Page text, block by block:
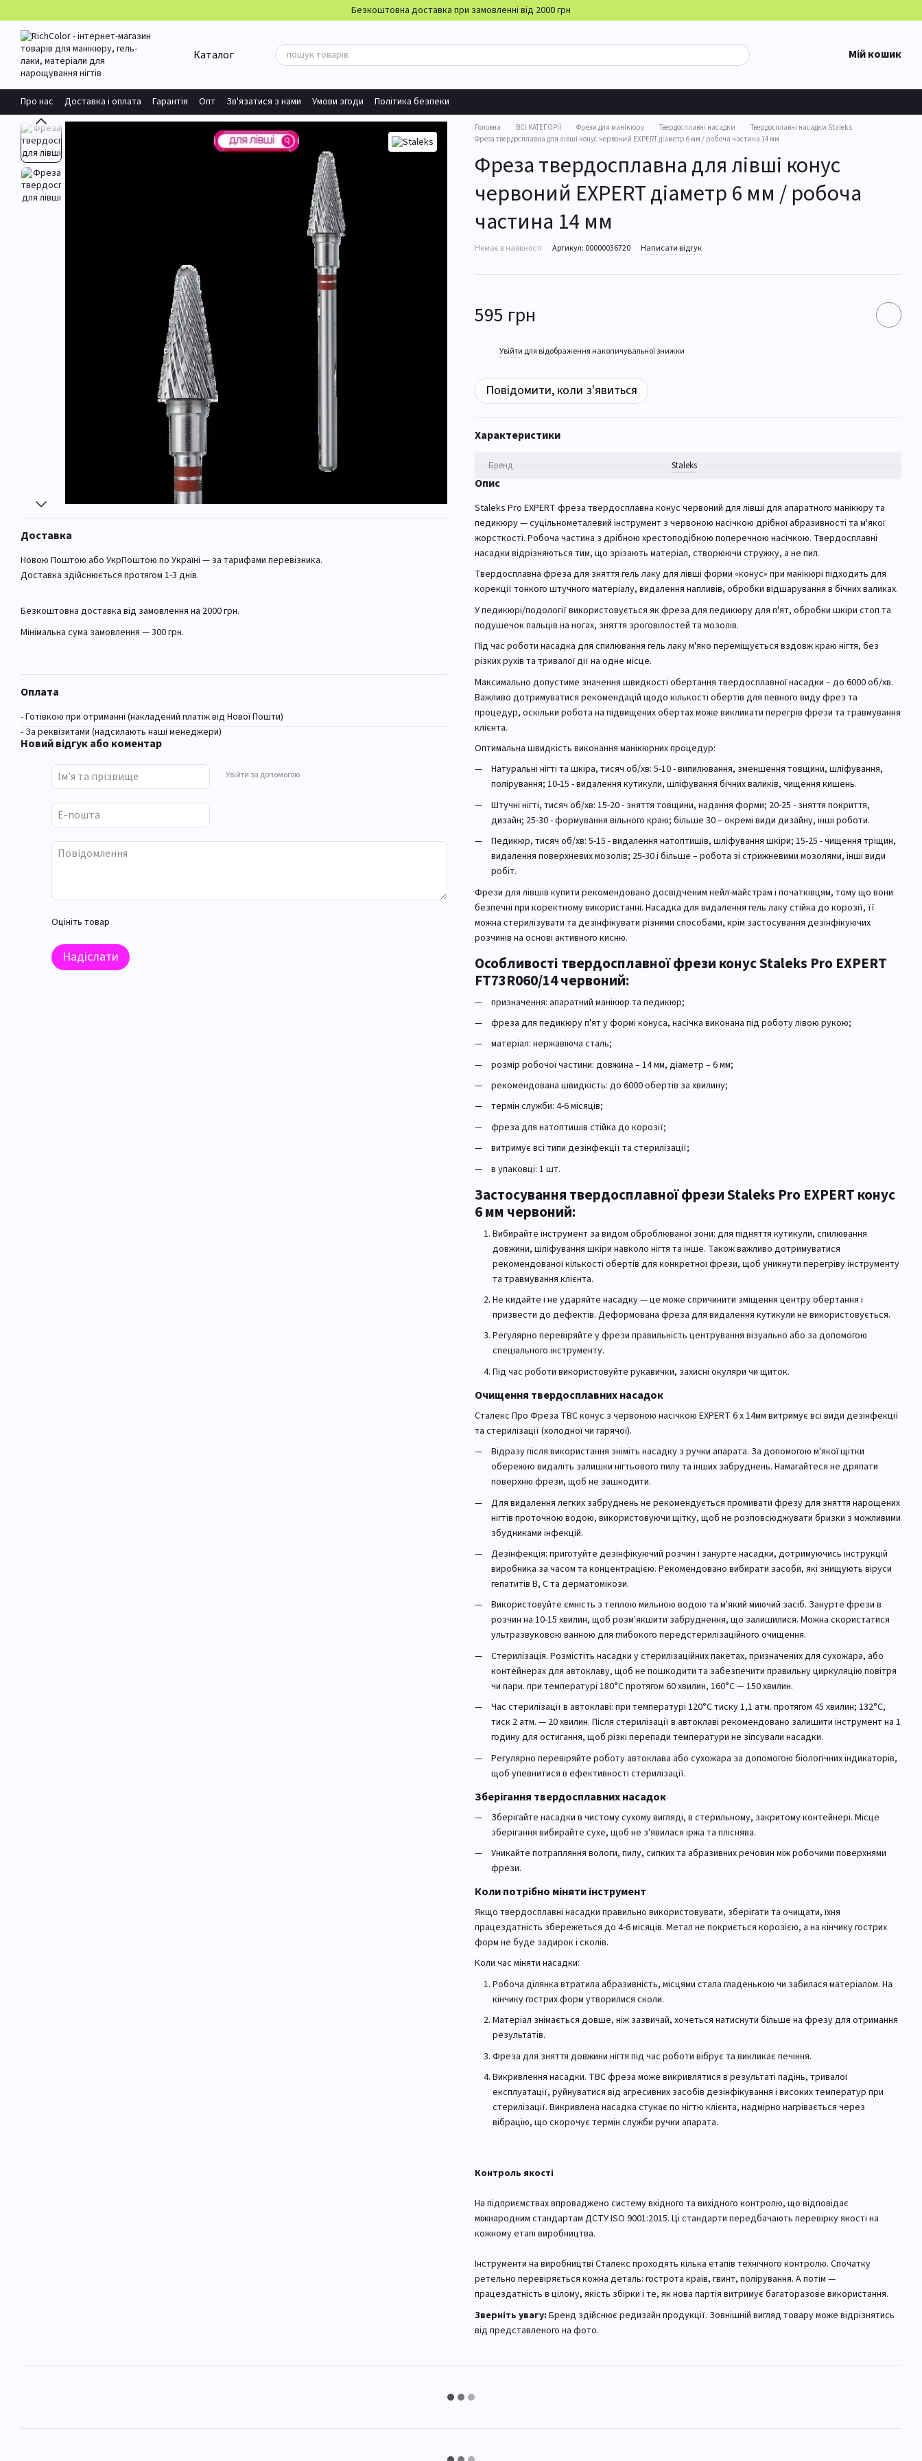
Безкоштовна доставка при замовленні від 2000 грн
Каталог Мій кошик
Про нас Доставка і оплата Гарантія Опт Зв'язатися з нами Умови згоди Політика безпеки
Доставка
Новою Поштою або УкрПоштою по Україні — за тарифами перевізника.
Доставка здійснюється протягом 1-3 днів.
Безкоштовна доставка від замовлення на 2000 грн.
Мінімальна сума замовлення — 300 грн.
Оплата
- Готівкою при отриманні (накладений платіж від Нової Пошти)
- За реквізитами (надсилають наші менеджери)
Новий відгук або коментар
Увійти за допомогою
Оцініть товар
Надіслати
Головна ВСІ КАТЕГОРІЇ Фрези для манікюру Твердосплавні насадки
Твердосплавні насадки Staleks
Фреза твердосплавна для лівші конус червоний EXPERT діаметр 6 мм / робоча частина 14 мм
Фреза твердосплавна для лівші конус
червоний EXPERT діаметр 6 мм / робоча
частина 14 мм
Немає в наявності Артикул: 00000036720 Написати відгук
595 грн
Увійти для відображення накопичувальної знижки
Повідомити, коли з'явиться
Характеристики
Бренд Staleks
Опис
Staleks Pro EXPERT фреза твердосплавна конус червоний для лівші для апаратного манікюру та
педикюру — суцільнометалевий інструмент з червоною насічкою дрібної абразивності та м'якої
жорсткості. Робоча частина з дрібною хрестоподібною поперечною насічкою. Твердосплавні
насадки відрізняються тим, що зрізають матеріал, створюючи стружку, а не пил.
Твердосплавна фреза для зняття гель лаку для лівші форми «конус» при манікюрі підходить для
корекції тонкого штучного матеріалу, видалення напливів, обробки відшарування в бічних валиках.
У педикюрі/подології використовується як фреза для педикюру для п'ят, обробки шкіри стоп та
подушечок пальців на ногах, зняття зроговілостей та мозолів.
Під час роботи насадка для спилювання гель лаку м'яко переміщується вздовж краю нігтя, без
різких рухів та тривалої дії на одне місце.
Максимально допустиме значення швидкості обертання твердосплавної насадки – до 6000 об/хв.
Важливо дотримуватися рекомендацій щодо кількості обертів для певного виду фрез та
процедур, оскільки робота на підвищених обертах може викликати перегрів фрези та травмування
клієнта.
Оптимальна швидкість виконання манікюрних процедур:
Натуральні нігті та шкіра, тисяч об/хв: 5-10 - випилювання, зменшення товщини, шліфування,
полірування; 10-15 - видалення кутикули, шліфування бічних валиків, чищення кишень.
Штучні нігті, тисяч об/хв: 15-20 - зняття товщини, надання форми; 20-25 - зняття покриття,
дизайн; 25-30 - формування вільного краю; більше 30 – окремі види дизайну, інші роботи.
Педикюр, тисяч об/хв: 5-15 - видалення натоптишів, шліфування шкіри; 15-25 - чищення тріщин,
видалення поверхневих мозолів; 25-30 і більше – робота зі стрижневими мозолями, інші види
робіт.
Фрези для лівшів купити рекомендовано досвідченим нейл-майстрам і початківцям, тому що вони
безпечні при коректному використанні. Насадка для видалення гель лаку стійка до корозії, її
можна стерилізувати та дезінфікувати різними способами, крім застосування дезінфікуючих
розчинів на основі активного кисню.
Особливості твердосплавної фрези конус Staleks Pro EXPERT
FT73R060/14 червоний:
призначення: апаратний манікюр та педикюр;
фреза для педикюру п'ят у формі конуса, насічка виконана під роботу лівою рукою;
матеріал: нержавіюча сталь;
розмір робочої частини: довжина – 14 мм, діаметр – 6 мм;
рекомендована швидкість: до 6000 обертів за хвилину;
термін служби: 4-6 місяців;
фреза для натоптишів стійка до корозії;
витримує всі типи дезінфекції та стерилізації;
в упаковці: 1 шт.
Застосування твердосплавної фрези Staleks Pro EXPERT конус
6 мм червоний:
Вибирайте інструмент за видом оброблюваної зони: для підняття кутикули, спилювання
довжини, шліфування шкіри навколо нігтя та інше. Також важливо дотримуватися
рекомендованої кількості обертів для конкретної фрези, щоб уникнути перегріву інструменту
та травмування клієнта.
Не кидайте і не ударяйте насадку — це може спричинити зміщення центру обертання і
призвести до дефектів. Деформована фреза для видалення кутикули не використовується.
Регулярно перевіряйте у фрези правильність центрування візуально або за допомогою
спеціального інструменту.
Під час роботи використовуйте рукавички, захисні окуляри чи щиток.
Очищення твердосплавних насадок
Сталекс Про Фреза ТВС конус з червоною насічкою EXPERT 6 х 14мм витримує всі види дезінфекції
та стерилізації (холодної чи гарячої).
Відразу після використання зніміть насадку з ручки апарата. За допомогою м'якої щітки
обережно видаліть залишки нігтьового пилу та інших забруднень. Намагайтеся не дряпати
поверхню фрези, щоб не зашкодити.
Для видалення легких забруднень не рекомендується промивати фрезу для зняття нарощених
нігтів проточною водою, використовуючи щітку, щоб не розповсюджувати бризки з можливими
збудниками інфекцій.
Дезінфекція: приготуйте дезінфікуючий розчин і занурте насадки, дотримуючись інструкцій
виробника за часом та концентрацією. Рекомендовано вибирати засоби, які знищують віруси
гепатитів В, С та дерматомікози.
Використовуйте ємність з теплою мильною водою та м'який миючий засіб. Занурте фрези в
розчин на 10-15 хвилин, щоб розм'якшити забруднення, що залишилися. Можна скористатися
ультразвуковою ванною для глибокого передстерилізаційного очищення.
Стерилізація. Розмістіть насадки у стерилізаційних пакетах, призначених для сухожара, або
контейнерах для автоклаву, щоб не пошкодити та забезпечити правильну циркуляцію повітря
чи пари. при температурі 180°C протягом 60 хвилин, 160°C — 150 хвилин.
Час стерилізації в автоклаві: при температурі 120°C тиску 1,1 атм. протягом 45 хвилин; 132°C,
тиск 2 атм. — 20 хвилин. Після стерилізації в автоклаві рекомендовано залишити інструмент на 1
годину для остигання, щоб різкі перепади температури не зіпсували насадки.
Регулярно перевіряйте роботу автоклава або сухожара за допомогою біологічних індикаторів,
щоб упевнитися в ефективності стерилізації.
Зберігання твердосплавних насадок
Зберігайте насадки в чистому сухому вигляді, в стерильному, закритому контейнері. Місце
зберігання вибирайте сухе, щоб не з'явилася іржа та пліснява.
Уникайте потрапляння вологи, пилу, сипких та абразивних речовин між робочими поверхнями
фрези.
Коли потрібно міняти інструмент
Якщо твердосплавні насадки правильно використовувати, зберігати та очищати, їхня
працездатність збережеться до 4-6 місяців. Метал не покриється корозією, а на кінчику гострих
форм не буде задирок і сколів.
Коли час міняти насадки:
Робоча ділянка втратила абразивність, місцями стала гладенькою чи забилася матеріалом. На
кінчику гострих форм утворилися сколи.
Матеріал знімається довше, ніж зазвичай, хочеться натиснути більше на фрезу для отримання
результатів.
Фреза для зняття довжини нігтя під час роботи вібрує та викликає печіння.
Викривлення насадки. ТВС фреза може викривлятися в результаті падінь, тривалої
експлуатації, руйнуватися від агресивних засобів дезінфікування і високих температур при
стерилізації. Викривлена насадка стукає по нігтю клієнта, надмірно нагрівається через
вібрацію, що скорочує термін служби ручки апарата.
Контроль якості
На підприємствах впроваджено систему вхідного та вихідного контролю, що відповідає
міжнародним стандартам ДСТУ ISO 9001:2015. Ці стандарти передбачають перевірку якості на
кожному етапі виробництва.
Інструменти на виробництві Сталекс проходять кілька етапів технічного контролю. Спочатку
ретельно перевіряється кожна деталь: гострота країв, гвинт, полірування. А потім —
працездатність в цілому, якість збірки і те, як нова партія витримує багаторазове використання.
Зверніть увагу: Бренд здійснює редизайн продукції. Зовнішній вигляд товару може відрізнятись
від представленого на фото.